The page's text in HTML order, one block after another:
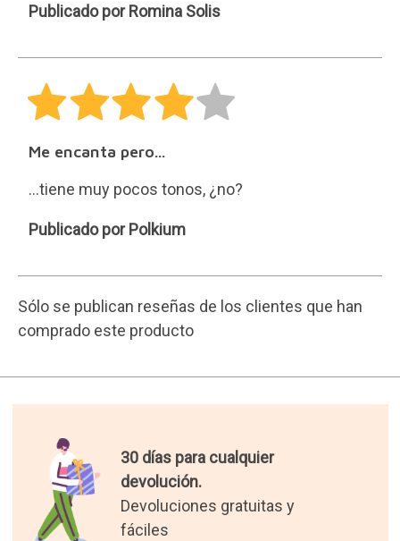
Romina
Publicado por Romina Solis
Me encanta pero...
...tiene muy pocos tonos, ¿no?
Polkium
Publicado por Polkium
Sólo se publican reseñas de los clientes que han
comprado este producto
30 días para cualquier
devolución.
Devoluciones gratuitas y
fáciles